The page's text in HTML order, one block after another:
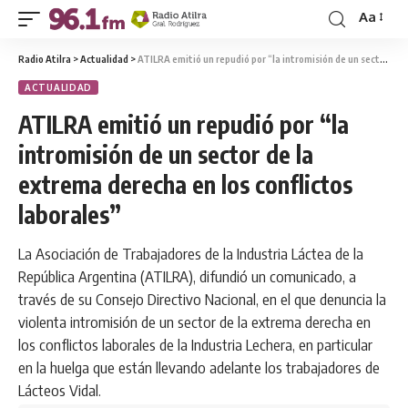
Aa
Radio Atilra >Actualidad >ATILRA emitió un repudió por “la intromisión de un sector de la extrema derecha en los conflictos laborales”
ACTUALIDAD
ATILRA emitió un repudió por “la
intromisión de un sector de la
extrema derecha en los conflictos
laborales”
La Asociación de Trabajadores de la Industria Láctea de la
República Argentina (ATILRA), difundió un comunicado, a
través de su Consejo Directivo Nacional, en el que denuncia la
violenta intromisión de un sector de la extrema derecha en
los conflictos laborales de la Industria Lechera, en particular
en la huelga que están llevando adelante los trabajadores de
Lácteos Vidal.